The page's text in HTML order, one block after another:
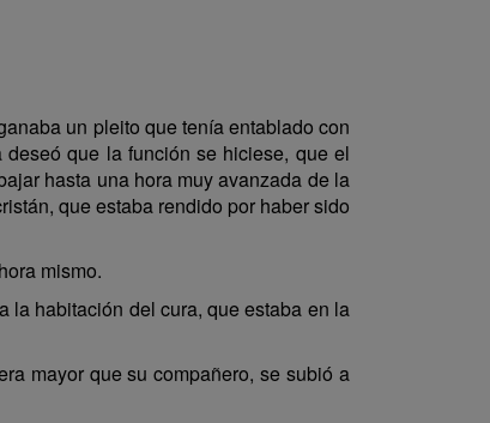
un pleito que tenía entablado con
que la función se hiciese, que el
hasta una hora muy avanzada de la
que estaba rendido por haber sido
mismo.
la habitación del cura, que estaba en la
mayor que su compañero, se subió a